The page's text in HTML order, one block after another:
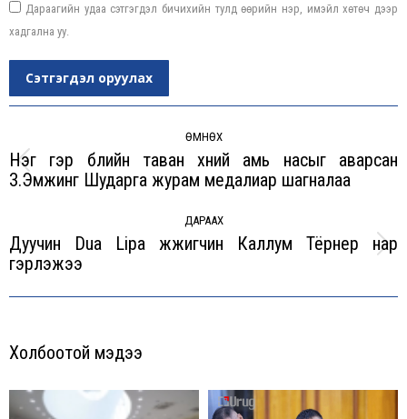
Дараагийн удаа сэтгэгдэл бичихийн тулд өөрийн нэр, имэйл хөтөч дээр
хадгална уу.
Сэтгэгдэл оруулах
ӨМНӨХ
Previous
post:
Нэг гэр бүлийн таван хүний амь насыг аварсан
З.Эмүжинг Шударга журам медалиар шагналаа
ДАРААХ
Next
Дуучин Dua Lipa жүжигчин Каллум Тёрнер нар
гэрлэжээ
Холбоотой мэдээ